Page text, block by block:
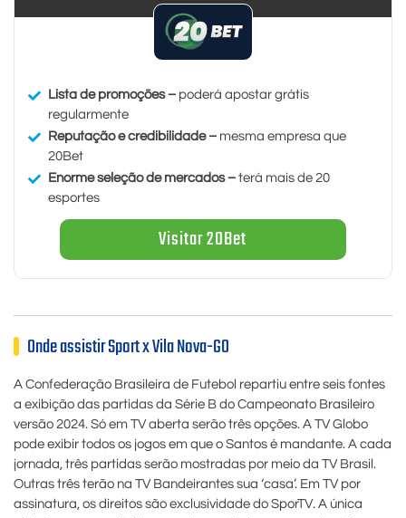
Lista de promoções – poderá apostar grátis
regularmente
Reputação e credibilidade – mesma empresa que
20Bet
Enorme seleção de mercados – terá mais de 20
esportes
Visitar 20Bet
Onde assistir Sport x Vila Nova-GO
A Confederação Brasileira de Futebol repartiu entre seis fontes
a exibição das partidas da Série B do Campeonato Brasileiro
versão 2024. Só em TV aberta serão três opções. A TV Globo
pode exibir todos os jogos em que o Santos é mandante. A cada
jornada, três partidas serão mostradas por meio da TV Brasil.
Outras três terão na TV Bandeirantes sua ‘casa’. Em TV por
assinatura, os direitos são exclusividade do SporTV. A única